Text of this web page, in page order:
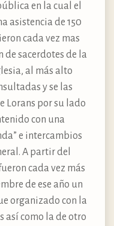
en la cual el
asistencia de 150
cada vez mas
sacerdotes de la
al más alto
y se las
Lorans por su lado
con una
e intercambios
A partir del
cada vez más
de ese año un
organizado con la
así como la de otro